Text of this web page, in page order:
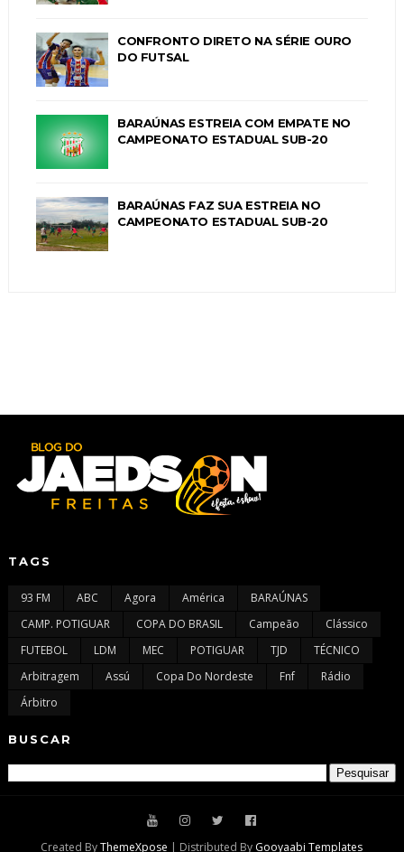
CONFRONTO DIRETO NA SÉRIE OURO
DO FUTSAL
BARAÚNAS ESTREIA COM EMPATE NO
CAMPEONATO ESTADUAL SUB-20
BARAÚNAS FAZ SUA ESTREIA NO
CAMPEONATO ESTADUAL SUB-20
TAGS
93 FM ABC Agora América
BARAÚNAS
CAMP. POTIGUAR
COPA DO BRASIL Campeão
Clássico
FUTEBOL
LDM MEC POTIGUAR TJD
TÉCNICO
Arbitragem
Assú Copa Do Nordeste Fnf
Rádio
Árbitro
BUSCAR
Created ByThemeXpose | Distributed By Gooyaabi Templates